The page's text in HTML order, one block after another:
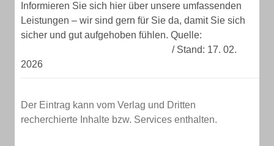
Informieren Sie sich hier über unsere umfassenden
Leistungen – wir sind gern für Sie da, damit Sie sich
sicher und gut aufgehoben fühlen. Quelle:
/ Stand: 17. 02.
2026
Der Eintrag kann vom Verlag und Dritten
recherchierte Inhalte bzw. Services enthalten.